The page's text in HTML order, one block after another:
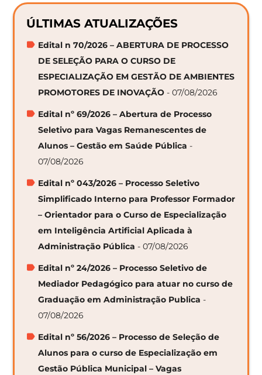
ÚLTIMAS ATUALIZAÇÕES
Edital n 70/2026 – ABERTURA DE PROCESSO
DE SELEÇÃO PARA O CURSO DE
ESPECIALIZAÇÃO EM GESTÃO DE AMBIENTES
PROMOTORES DE INOVAÇÃO - 07/08/2026
Edital nº 69/2026 – Abertura de Processo
Seletivo para Vagas Remanescentes de
Alunos – Gestão em Saúde Pública -
07/08/2026
Edital nº 043/2026 – Processo Seletivo
Simplificado Interno para Professor Formador
– Orientador para o Curso de Especialização
em Inteligência Artificial Aplicada à
Administração Pública - 07/08/2026
Edital nº 24/2026 – Processo Seletivo de
Mediador Pedagógico para atuar no curso de
Graduação em Administração Publica -
07/08/2026
Edital nº 56/2026 – Processo de Seleção de
Alunos para o curso de Especialização em
Gestão Pública Municipal – Vagas